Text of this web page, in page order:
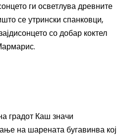
ги осветлува древните
се утрински спанковци,
со добар коктел
градот Каш значи
на шарената бугавинва кој